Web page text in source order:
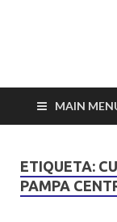
MAIN
ETIQUETA:
PAMPA